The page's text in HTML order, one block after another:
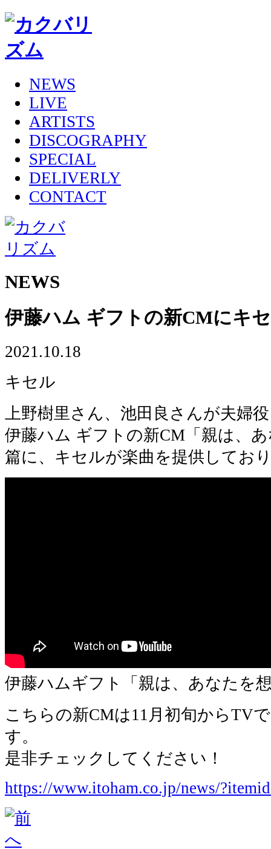
NEWS
LIVE
ARTISTS
DISCOGRAPHY
SPECIAL
DELIVERLY
CONTACT
NEWS
伊藤ハム ギフトの新CMにキ
2021.10.18
キセル
上野樹里さん、池田良さんが夫婦
伊藤ハム ギフトの新CM「親は、
篇に、キセルが楽曲を提供してお
伊藤ハムギフト「親は、あなたを
こちらの新CMは11月初旬からTV
す。
是非チェックしてください！
https://www.itoham.co.jp/news/